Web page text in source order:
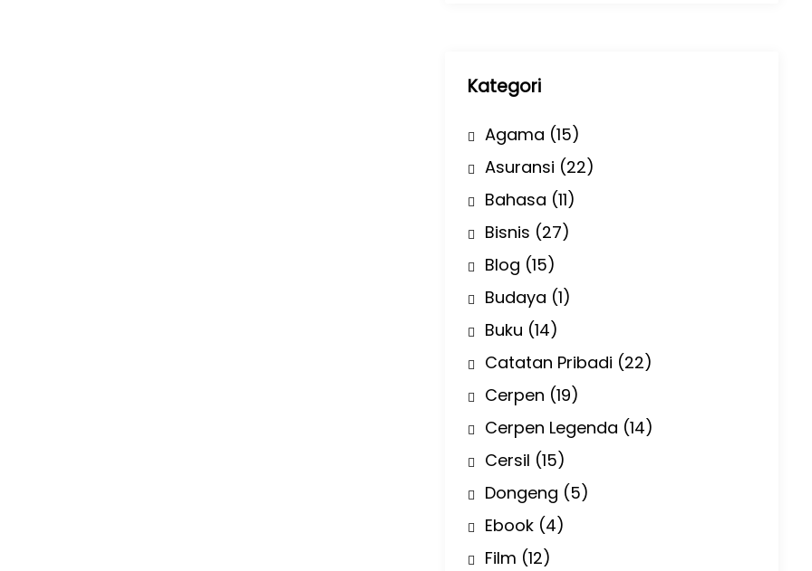
Kategori
Agama (15)
Asuransi (22)
Bahasa (11)
Bisnis (27)
Blog (15)
Budaya (1)
Buku (14)
Catatan Pribadi (22)
Cerpen (19)
Cerpen Legenda (14)
Cersil (15)
Dongeng (5)
Ebook (4)
Film (12)